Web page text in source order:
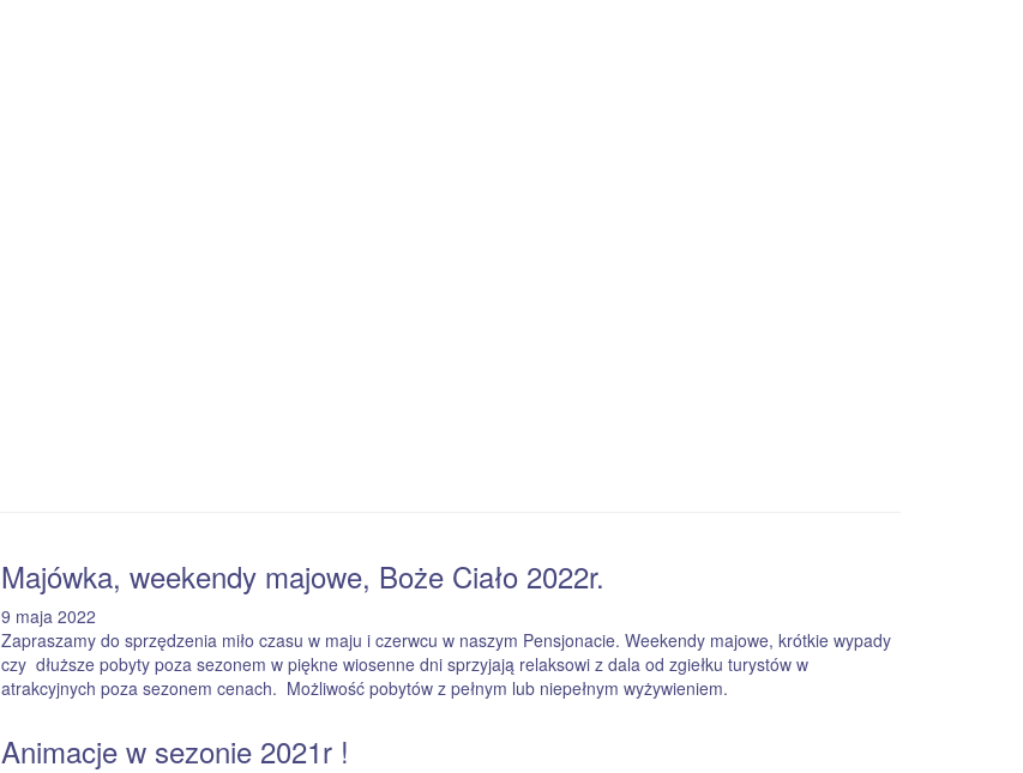
Majówka, weekendy majowe, Boże Ciało 2022r.
9 maja 2022
Zapraszamy do sprzędzenia miło czasu w maju i czerwcu w naszym Pensjonacie. Weekendy majowe, krótkie wypady
czy dłuższe pobyty poza sezonem w piękne wiosenne dni sprzyjają relaksowi z dala od zgiełku turystów w
atrakcyjnych poza sezonem cenach. Możliwość pobytów z pełnym lub niepełnym wyżywieniem.
Animacje w sezonie 2021r !